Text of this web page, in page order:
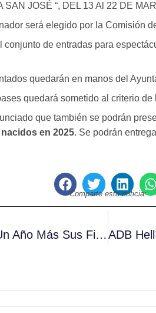
SAN JOSÉ “, DEL 13 Al 22 DE
será elegido por la Comisión
de entradas para
quedarán en manos del
quedará sometido al criterio de
que también se podrán
en 2025. Se podrán
Comparte esta noticia:
Minateda Celebra Un Año Más Sus Fiestas Patronales